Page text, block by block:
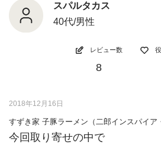
スパルタカス
40代/男性
レビュー数
8
2018年12月16日
すずき家 子豚ラーメン（二郎インスパイア
今回取り寄せの中で